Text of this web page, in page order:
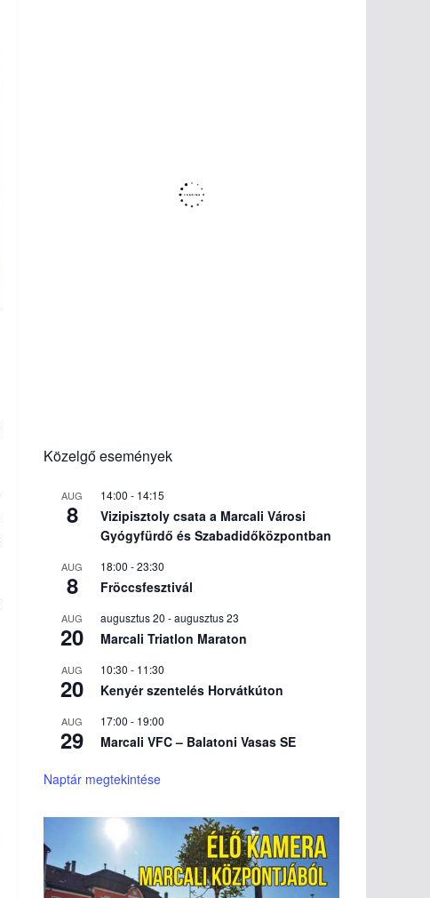
Közelgő események
AUG
8
14:00 - 14:15
Vizipisztoly csata a Marcali Városi
Gyógyfürdő és Szabadidőközpontban
AUG
8
18:00 -23:30
Fröccsfesztivál
AUG
20
augusztus 20 -augusztus 23
Marcali Triatlon Maraton
AUG
20
10:30 - 11:30
Kenyér szentelés Horvátkúton
AUG
29
17:00 - 19:00
Marcali VFC – Balatoni Vasas SE
Naptár megtekintése